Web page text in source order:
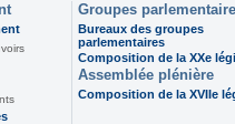
Groupes
Bureaux des groupes
parlementaires
Composition de la XXe
Assemblée plénière
Composition de la XVIIe